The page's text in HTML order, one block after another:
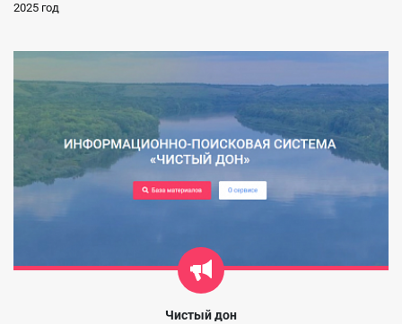
2025 год
Чистый дон